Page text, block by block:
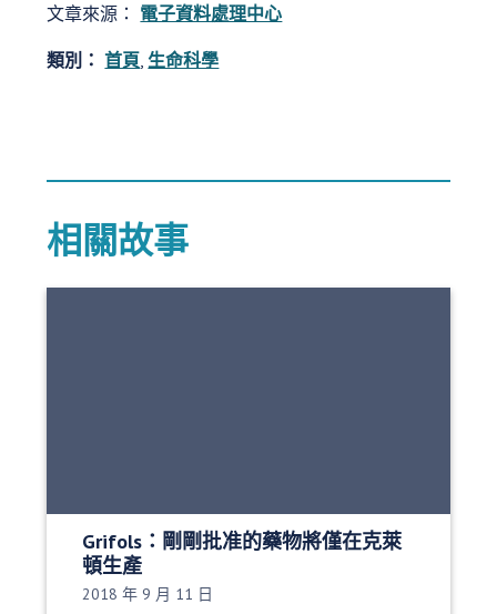
文章來源： 電子資料處理中心
類別： 首頁 ,生命科學
相關故事
Grifols：剛剛批准的藥物將僅在克萊
頓生產
發布日期：
2018 年 9 月 11 日